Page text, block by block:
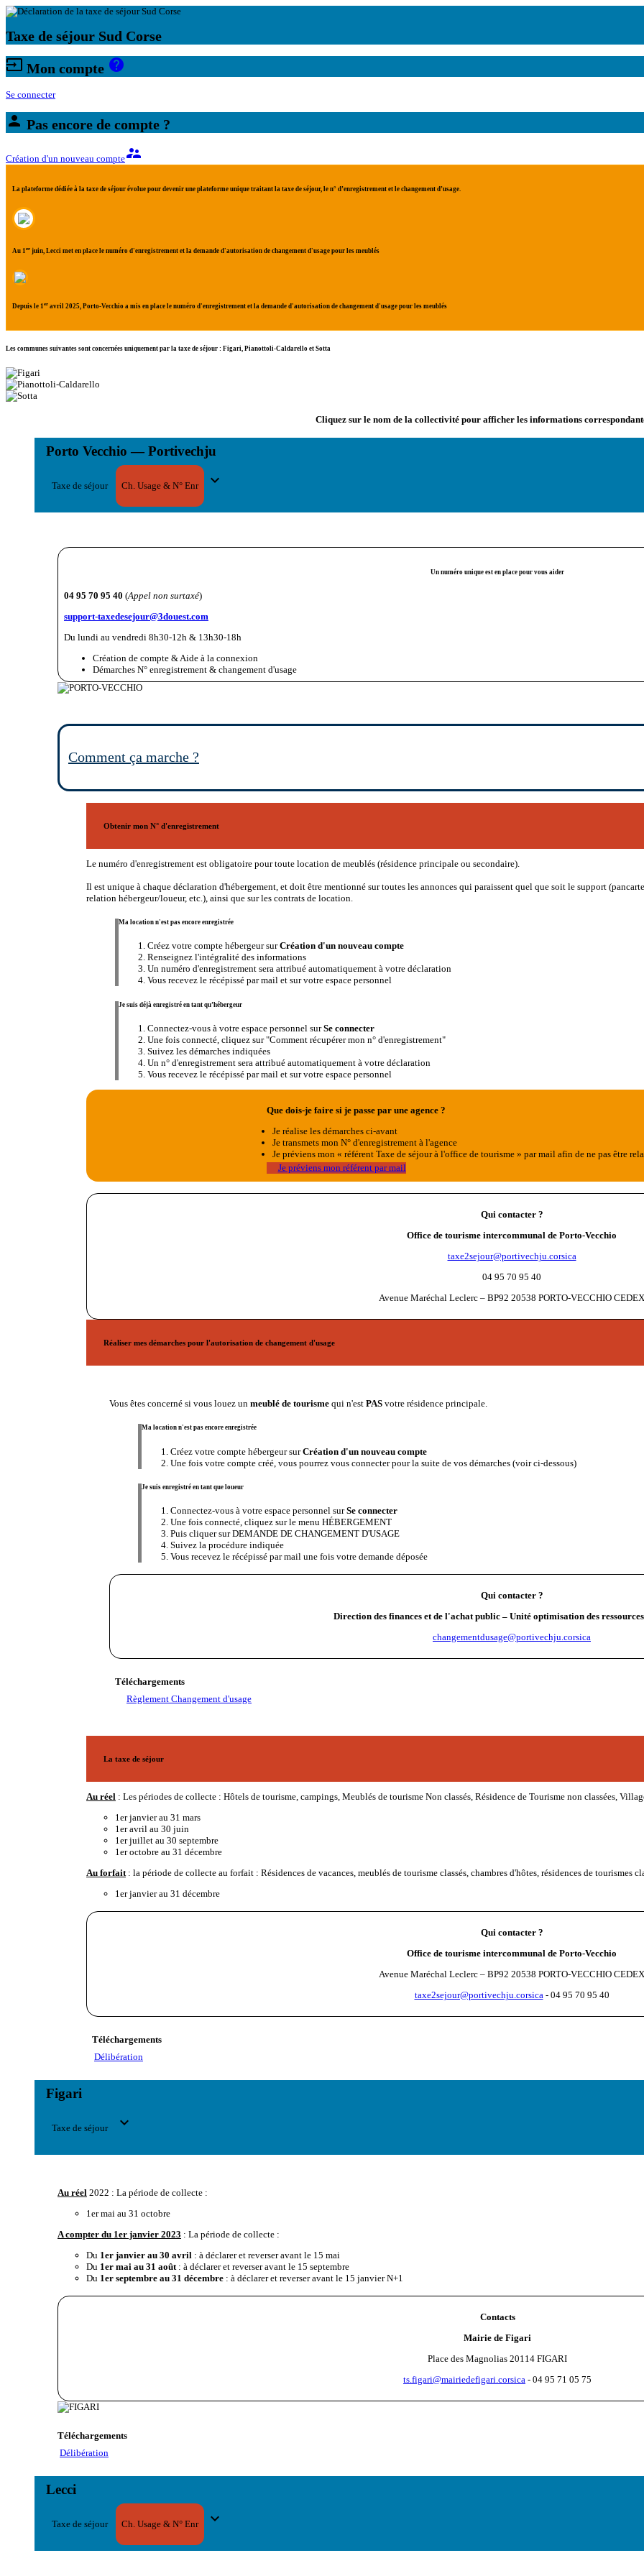
Taxe de séjour Sud Corse
input Mon compte help
Se connecter
person Pas encore de compte ?
Création d'un nouveau comptesupervisor_account
La plateforme dédiée à la taxe de séjour évolue pour devenir une plateforme unique traitant la taxe de séjour, le n° d’enregistrement et le changement d’usage.
Au 1er juin, Lecci met en place le numéro d'enregistrement et la demande d'autorisation de changement d'usage pour les meublés
Depuis le 1 er avril 2025, Porto-Vecchio a mis en place le numéro d'enregistrement et la demande d'autorisation de changement d'usage pour les meublés
Les communes suivantes sont concernées uniquement par la taxe de séjour : Figari, Pianottoli-Caldarello et Sotta
Cliquez sur le nom de la collectivité pour afficher les informations
Porto Vecchio — Portivechju
Taxe de séjour Ch. Usage & N° Enr expand_more
Un numéro unique est en place pour vous aider
04 95 70 95 40 (Appel non surtaxé)
support-taxedesejour@3douest.com
Du lundi au vendredi 8h30-12h & 13h30-18h
Création de compte & Aide à la connexion
Démarches N° enregistrement & changement d'usage
Comment ça marche ?
Obtenir mon N° d'enregistrement
Le numéro d'enregistrement est obligatoire pour toute location de meublés (résidence principale ou secondaire).
Il est unique à chaque déclaration d'hébergement, et doit être mentionné sur toutes les annonces qui paraissent quel que soit le support
relation hébergeur/loueur, etc.), ainsi que sur les contrats de location.
Ma location n'est pas encore enregistrée
Créez votre compte hébergeur surCréation d'un nouveau compte
Renseignez l'intégralité des informations
Un numéro d'enregistrement sera attribué automatiquement à votre déclaration
Vous recevez le récépissé par mail et sur votre espace personnel
Je suis déjà enregistré en tant qu’hébergeur
Connectez-vous à votre espace personnel surSe connecter
Une fois connecté, cliquez sur "Comment récupérer mon n° d'enregistrement"
Suivez les démarches indiquées
Un n° d'enregistrement sera attribué automatiquement à votre déclaration
Vous recevez le récépissé par mail et sur votre espace personnel
Que dois-je faire si je passe par une agence ?
Je réalise les démarches ci-avant
Je transmets mon N° d'enregistrement à l'agence
Je préviens mon « référent Taxe de séjour à l'office de tourisme » par mail afin de ne pas être
Je préviens mon référent par mail
Qui contacter ?
Office de tourisme intercommunal de Porto-Vecchio
taxe2sejour@portivechju.corsica
04 95 70 95 40
Avenue Maréchal Leclerc – BP92 20538 PORTO-VECCHIO CEDEX
Réaliser mes démarches pour l'autorisation de changement d'usage
Vous êtes concerné si vous louez un meublé de tourisme qui n'est PAS votre résidence principale.
Ma location n'est pas encore enregistrée
Créez votre compte hébergeur surCréation d'un nouveau compte
Une fois votre compte créé, vous pourrez vous connecter pour la suite de vos démarches (voir ci-dessous)
Je suis enregistré en tant que loueur
Connectez-vous à votre espace personnel surSe connecter
Une fois connecté, cliquez sur le menu HÉBERGEMENT
Puis cliquer sur DEMANDE DE CHANGEMENT D'USAGE
Suivez la procédure indiquée
Vous recevez le récépissé par mail une fois votre demande déposée
Qui contacter ?
Direction des finances et de l'achat public – Unité optimisation des
changementdusage@portivechju.corsica
Téléchargements
Règlement Changement d'usage
La taxe de séjour
Au réel : Les périodes de collecte : Hôtels de tourisme, campings, Meublés de tourisme Non classés, Résidence de Tourisme non classées,
1er janvier au 31 mars
1er avril au 30 juin
1er juillet au 30 septembre
1er octobre au 31 décembre
Au forfait: la période de collecte au forfait : Résidences de vacances, meublés de tourisme classés, chambres d'hôtes, résidences de tourismes
1er janvier au 31 décembre
Qui contacter ?
Office de tourisme intercommunal de Porto-Vecchio
Avenue Maréchal Leclerc – BP92 20538 PORTO-VECCHIO CEDEX
taxe2sejour@portivechju.corsica- 04 95 70 95 40
Téléchargements
Délibération
Figari
Taxe de séjour expand_more
Au réel 2022 : La période de collecte :
1er mai au 31 octobre
A compter du 1er janvier 2023 : La période de collecte :
Du 1er janvier au 30 avril : à déclarer et reverser avant le 15 mai
Du 1er mai au 31 août: à déclarer et reverser avant le 15 septembre
Du 1er septembre au 31 décembre : à déclarer et reverser avant le 15 janvier N+1
Contacts
Mairie de Figari
Place des Magnolias 20114 FIGARI
ts.figari@mairiedefigari.corsica - 04 95 71 05 75
Téléchargements
Délibération
Lecci
Taxe de séjour Ch. Usage & N° Enr expand_more